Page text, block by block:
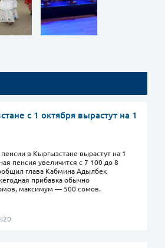
с 1 октября вырастут на 1
в Кыргызстане вырастут на 1
пенсия увеличится с 7 100 до 8
глава Кабмина Адылбек
прибавка обычно
максимум — 500 сомов.